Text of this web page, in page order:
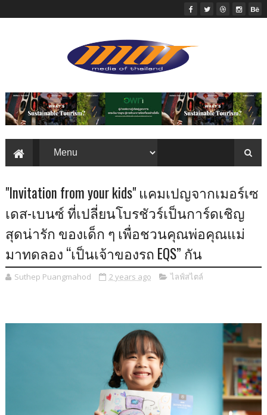
"Invitation from your kids" แคมเปญจากเมอร์เซ
เดส-เบนซ์ ที่เปลี่ยนโบรชัวร์เป็นการ์ดเชิญ
สุดน่ารัก ของเด็ก ๆ เพื่อชวนคุณพ่อคุณแม่
มาทดลอง “เป็นเจ้าของรถ EQS” กัน
Suthep Puangmahod 2 years ago ไลฟ์สไตล์